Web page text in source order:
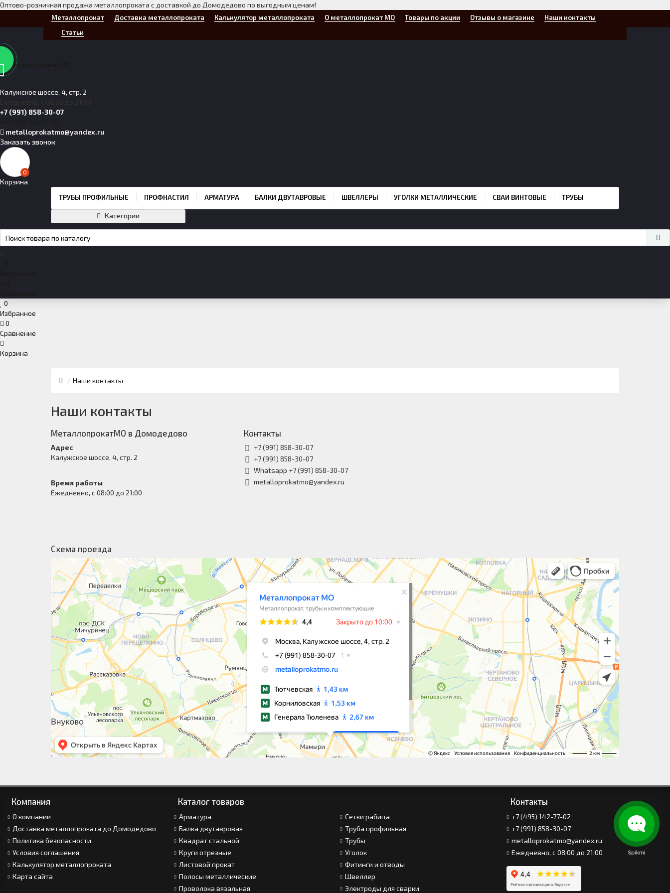
Оптово-розничная продажа металлопроката с доставкой до Домодедово по выгодным ценам!
Металлопрокат Доставка металлопроката Калькулятор металлопроката О металлопрокат МО Товары по акции Отзывы о магазине
Наши контакты
Статьи
Калужское шоссе, 4, стр. 2
+7 (991) 858-30-07
metalloprokatmo@yandex.ru
Заказать звонок
0
Корзина
ТРУБЫ ПРОФИЛЬНЫЕ ПРОФНАСТИЛ АРМАТУРА БАЛКИ ДВУТАВРОВЫЕ ШВЕЛЛЕРЫ УГОЛКИ МЕТАЛЛИЧЕСКИЕ СВАИ ВИНТОВЫЕ ТРУБЫ
Категории
0
Избранное
0
Сравнение
Корзина
Наши контакты
Наши контакты
МеталлопрокатМО в Домодедово
Адрес
Калужское шоссе, 4, стр. 2
Время работы
Ежедневно, с 08:00 до 21:00
Контакты
+7 (991) 858-30-07
+7 (991) 858-30-07
Whatsapp +7 (991) 858-30-07
metalloprokatmo@yandex.ru
Схема проезда
Компания
О компании
Доставка металлопроката до Домодедово
Политика безопасности
Условия соглашения
Калькулятор металлопроката
Карта сайта
Каталог товаров
Арматура
Балка двутавровая
Квадрат стальной
Круги отрезные
Листовой прокат
Полосы металлические
Проволока вязальная
Сетки рабица
Труба профильная
Трубы
Уголок
Фитинги и отводы
Швеллер
Электроды для сварки
Контакты
+7 (495) 142-77-02
+7 (991) 858-30-07
metalloprokatmo@yandex.ru
Ежедневно, с 08:00 до 21:00